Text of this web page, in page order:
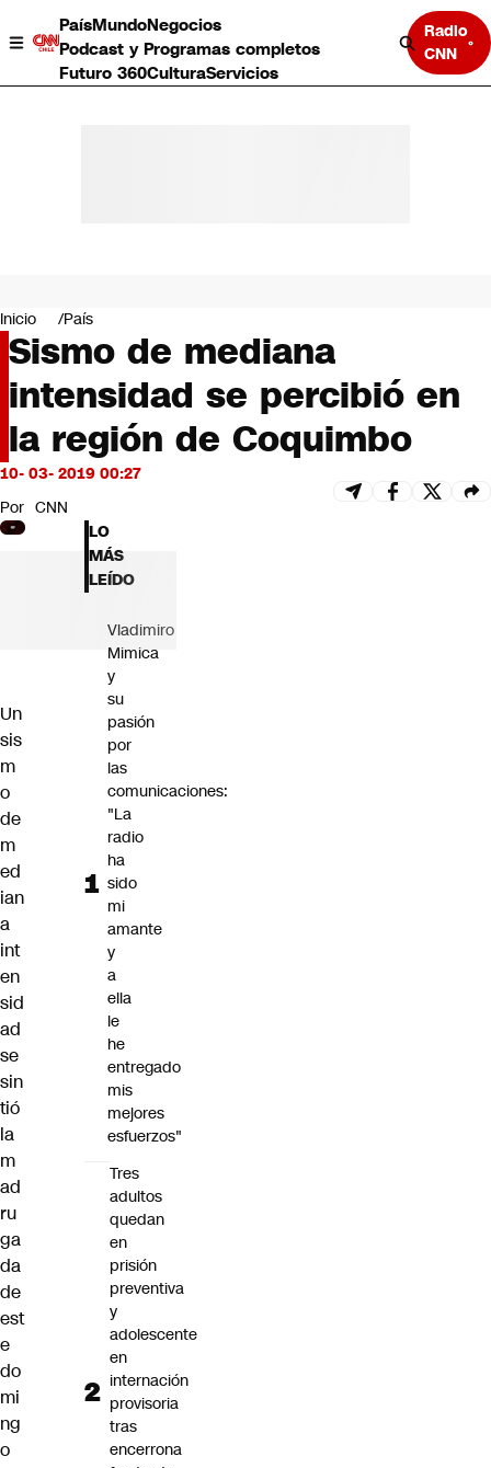
PaísMundoNegocios
Podcast y Programas completos
Futuro 360CulturaServicios
Radio
CNN
Negocios
Deportes
Programas completos
Cultura
Servicios
Bits
CNN Data
CNN tiempo
Futuro 360
Opinión
Inicio País
Sismo de mediana
intensidad se percibió en
la región de Coquimbo
10- 03- 2019 00:27
Por CNN
Un
sis
m
o
de
m
ed
ian
a
int
en
sid
ad
se
sin
tió
la
m
ad
ru
ga
da
de
est
e
do
mi
ng
o
LO
MÁS
LEÍDO
Vladimiro
Mimica
y
su
pasión
por
las
comunicaciones:
"La
radio
ha
sido
mi
amante
y
a
ella
le
he
entregado
mis
mejores
esfuerzos"
Tres
adultos
quedan
en
prisión
preventiva
y
adolescente
en
internación
provisoria
tras
encerrona